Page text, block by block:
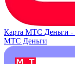
Карта МТС Деньги -
МТС Деньги